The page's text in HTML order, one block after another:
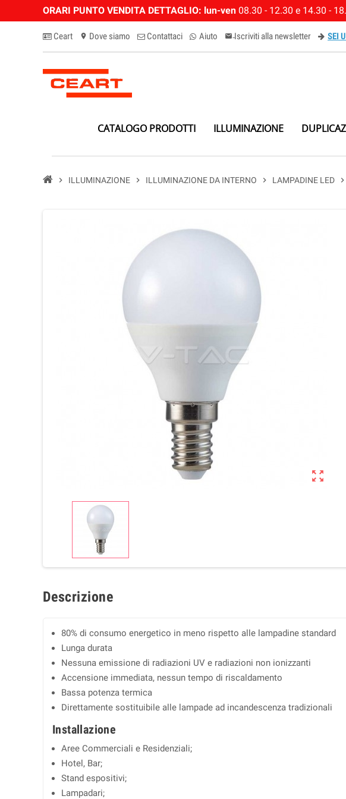
ORARI PUNTO VENDITA DETTAGLIO: lun-ven 08.30 - 12.30 e 14.30 -
Ceart location_on Dove siamo Contattaci Aiuto email-newsletter
Iscriviti alla newsletter SEI
CATALOGO PRODOTTI ILLUMINAZIONE
chevron_right ILLUMINAZIONE chevron_right ILLUMINAZIONE DA INTERNO chevron_right LAMPADINE LED chevron_right
zoom_out_map
Descrizione
80% di consumo energetico in meno rispetto alle lampadine standard
Lunga durata
Nessuna emissione di radiazioni UV e radiazioni non ionizzanti
Accensione immediata, nessun tempo di riscaldamento
Bassa potenza termica
Direttamente sostituibile alle lampade ad incandescenza tradizionali
Installazione
Aree Commerciali e Residenziali;
Hotel, Bar;
Stand espositivi;
Lampadari;